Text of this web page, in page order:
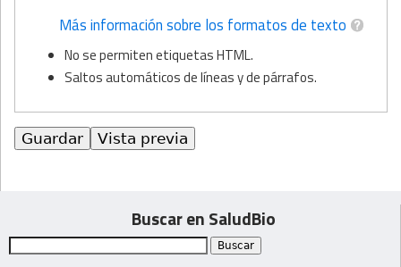
Más información sobre los formatos de texto
No se permiten etiquetas HTML.
Saltos automáticos de líneas y de párrafos.
Buscar en SaludBio